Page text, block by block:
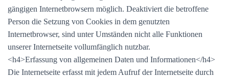
gängigen Internetbrowsern möglich. Deaktiviert die betroffene
Person die Setzung von Cookies in dem genutzten
Internetbrowser, sind unter Umständen nicht alle Funktionen
unserer Internetseite vollumfänglich nutzbar.
<h4>Erfassung von allgemeinen Daten und Informationen</h4>
Die Internetseite erfasst mit jedem Aufruf der Internetseite durch